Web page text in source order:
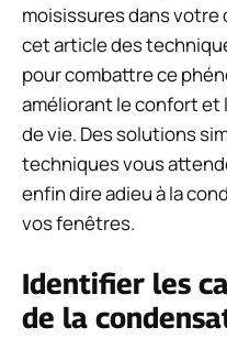
moisissures dans votre
cet article des
pour combattre ce
améliorant le confort et
de vie. Des solutions
techniques vous
enfin dire adieu à la
vos fenêtres.
Identifier les
de la